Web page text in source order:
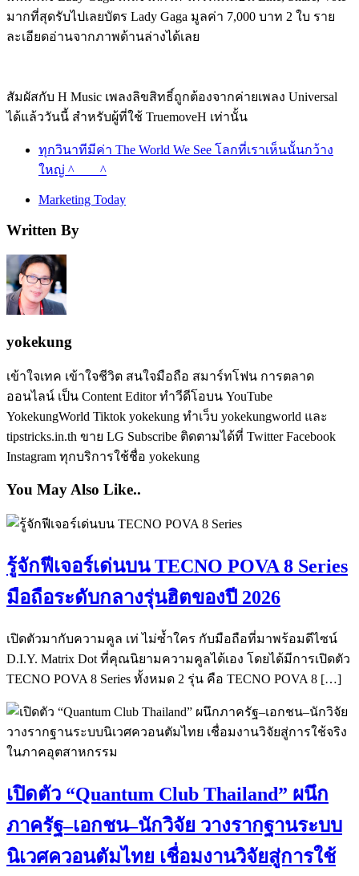
มากที่สุดรับไปเลยบัตร Lady Gaga มูลค่า 7,000 บาท 2 ใบ ราย
ละเอียดอ่านจากภาพด้านล่างได้เลย
สัมผัสกับ H Music เพลงลิขสิทธิ์ถูกต้องจากค่ายเพลง Universal
ได้แล้ววันนี้ สำหรับผู้ที่ใช้ TruemoveH เท่านั้น
ทุกวินาทีมีค่า The World We See โลกที่เราเห็นนั้นกว้าง
ใหญ่ ^____^
Marketing Today
Written By
yokekung
เข้าใจเทค เข้าใจชีวิต สนใจมือถือ สมาร์ทโฟน การตลาด
ออนไลน์ เป็น Content Editor ทำวีดีโอบน YouTube
YokekungWorld Tiktok yokekung ทำเว็บ yokekungworld และ
tipstricks.in.th ขาย LG Subscribe ติดตามได้ที่ Twitter Facebook
Instagram ทุกบริการใช้ชื่อ yokekung
You May Also Like..
รู้จักฟีเจอร์เด่นบน TECNO POVA 8 Series
มือถือระดับกลางรุ่นฮิตของปี 2026
เปิดตัวมากับความคูล เท่ ไม่ซ้ำใคร กับมือถือที่มาพร้อมดีไซน์
D.I.Y. Matrix Dot ที่คุณนิยามความคูลได้เอง โดยได้มีการเปิดตัว
TECNO POVA 8 Series ทั้งหมด 2 รุ่น คือ TECNO POVA 8 […]
เปิดตัว “Quantum Club Thailand” ผนึก
ภาครัฐ–เอกชน–นักวิจัย วางรากฐานระบบ
นิเวศควอนตัมไทย เชื่อมงานวิจัยสู่การใช้